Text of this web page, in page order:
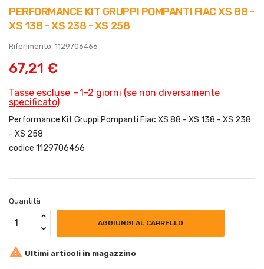
PERFORMANCE KIT GRUPPI POMPANTI FIAC XS 88 -
XS 138 - XS 238 - XS 258
Riferimento: 1129706466
67,21 €
Tasse escluse
1-2 giorni (se non diversamente
specificato)
Performance Kit Gruppi Pompanti Fiac XS 88 - XS 138 - XS 238
- XS 258
codice 1129706466
Quantità
AGGIUNGI AL CARRELLO
 Ultimi articoli in magazzino